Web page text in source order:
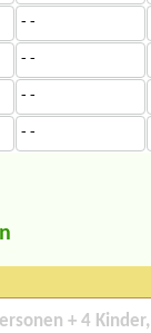
- -
- -
- -
- -